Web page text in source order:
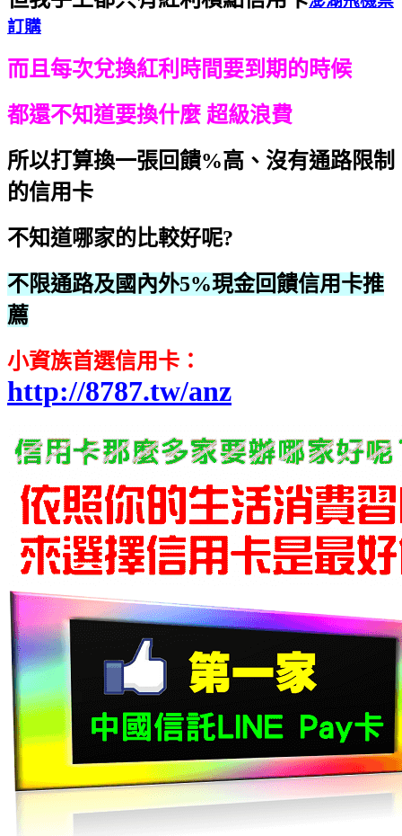
訂購
而且每次兌換紅利時間要到期的時候
都還不知道要換什麼 超級浪費
所以打算換一張回饋%高、沒有通路限制
的信用卡
不知道哪家的比較好呢?
不限通路及國內外5%現金回饋‎信用卡推
薦
小資族首選信用卡：
http://8787.tw/anz